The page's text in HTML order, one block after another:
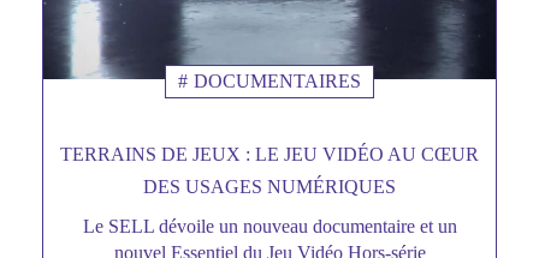
DOCUMENTAIRES
TERRAINS DE JEUX : LE JEU VIDÉO AU CŒUR
DES USAGES NUMÉRIQUES
Sous
titre
Le SELL dévoile un nouveau documentaire et un
nouvel Essentiel du Jeu Vidéo Hors-série